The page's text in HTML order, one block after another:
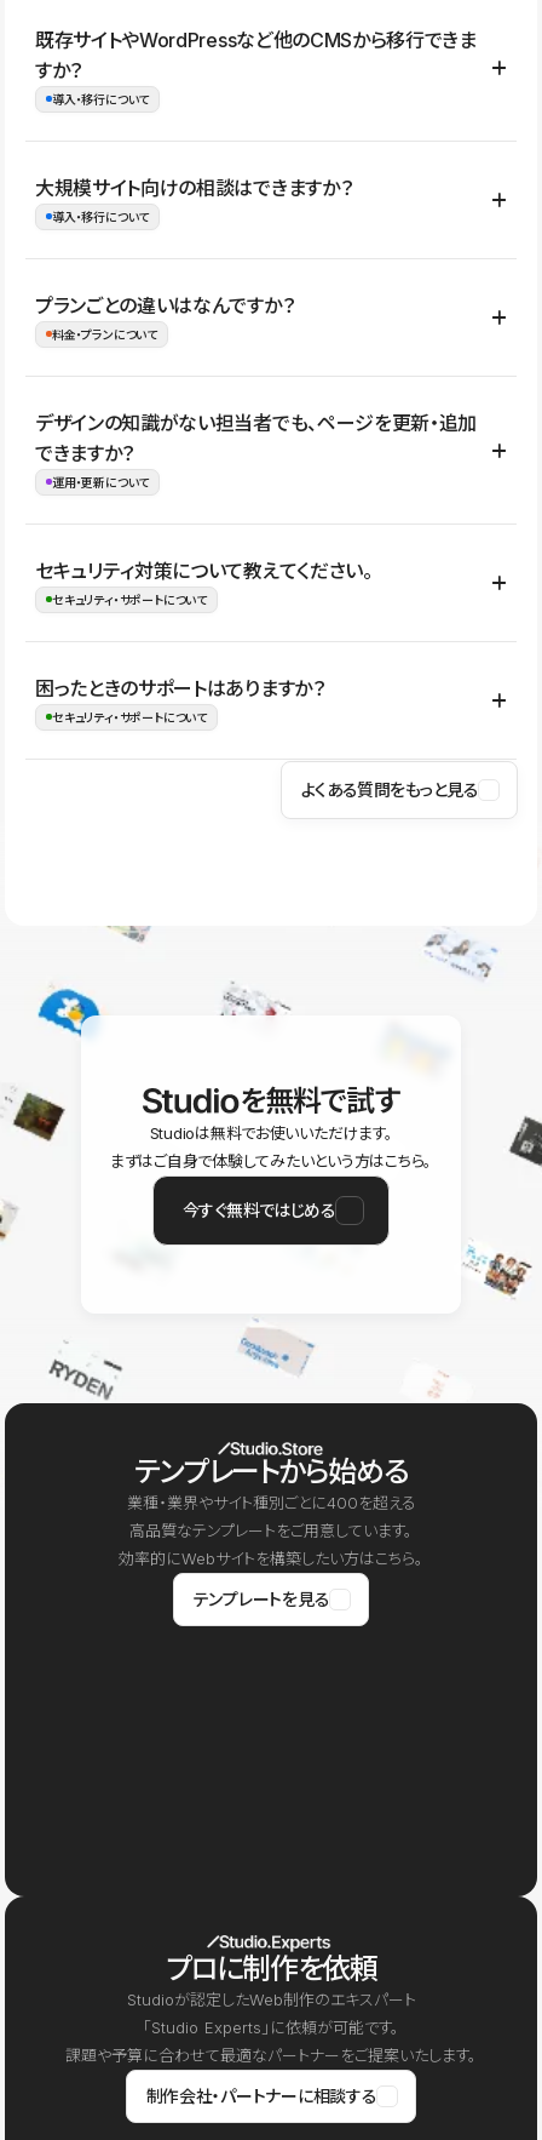
コーポレートサイト、サービスサイト、LP、採用サイト、ブロ
グ・メディア、イベントサイト、店舗・商品紹介サイト、ポートフ
ォリオなど幅広く制作できます。
既存サイトやWordPressなど他のCMSから移行できま
すか？
導入・移行について
はい。既存サイトの構成やコンテンツ、URLを整理したうえで、
Studio上に再構築する形で移行できます。 WordPressの場合は、
イト全体のデザインや設定がそのまま移行されるわけではないた
め、移行後にページ構成やデザイン、CMS設計、URL・リダイレク
大規模サイト向けの相談はできますか？
導入・移行について
はい。アクセス規模が大きいサイトや、複数部門での運用、権限管
理、セキュリティ確認、既存システムとの連携など、個別の要件が
ない段階でも、お問い合わせください。
お問合せはこちら
プランごとの違いはなんですか？
料金・プランについて
公開ページ数、バージョン履歴の期間、CMS利用数の上限、権限
管理の有無などがプランごとに異なります。詳しくは料金プランペ
ージをご覧ください。
デザインの知識がない担当者でも、ページを更新・追加
できますか？
運用・更新について
はい。CMSやコンポーネントを活用して更新範囲を設計しておく
ことで、デザインを崩しにくい状態で運用できます。 さらにコン
ながらレイアウトに影響を与えずに更新作業を進めやすくなりま
す。
セキュリティ対策について教えてください。
セキュリティ・サポートについて
Studioでは、公開サイトやサービスを安全に利用できるよう、通信
の暗号化、データ保護、アクセス管理、脆弱性対策など、複数の観
はSSL/TLSによる通信暗号化に対応しており、悪質なスクリプトの
困ったときのサポートはありますか？
セキュリティ・サポートについて
操作方法や機能については、ヘルプセンターでご確認いただけま
ユーザー同士で質問・相談できるコミュニティもご利用ください。
よくある質問をもっと見る
を無料で試す
Studioは無料でお使いいただけます。
まずはご自身で体験してみたいという方はこちら。
今すぐ無料ではじめる
テンプレートから始める
業種・業界やサイト種別ごとに400を超える
高品質なテンプレートをご用意しています。
効率的にWebサイトを構築したい方はこちら。
テンプレートを見る
プロに制作を依頼
Studioが認定したWeb制作のエキスパート
「Studio Experts」に依頼が可能です。
課題や予算に合わせて最適なパートナーをご提案いたします。
制作会社・パートナーに相談する